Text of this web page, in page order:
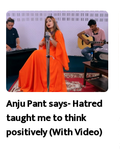
Anju Pant says- Hatred
taught me to think
positively (With Video)